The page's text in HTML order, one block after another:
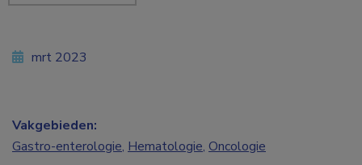
mrt 2023
Vakgebieden:
Gastro-enterologie, Hematologie, Oncologie